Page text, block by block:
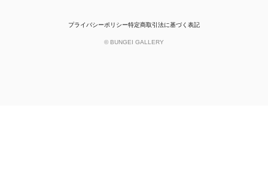
プライバシーポリシー特定商取引法に基づく表記
© BUNGEI GALLERY